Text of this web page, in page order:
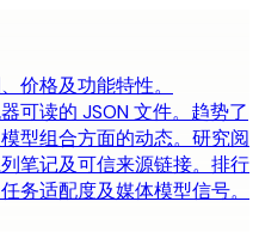
价格及功能特性。
可读的 JSON 文件。 趋势了
型组合方面的动态。 研究阅
笔记及可信来源链接。 排行
务适配度及媒体模型信号。